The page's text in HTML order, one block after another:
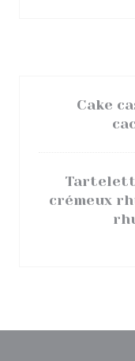
Cake
crémeux